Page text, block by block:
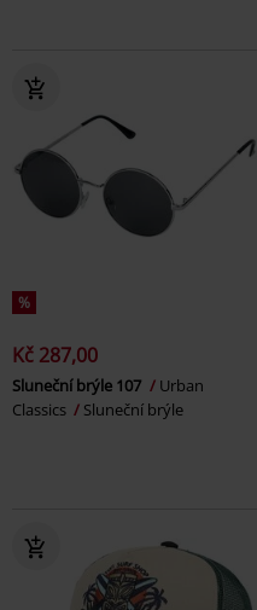
%
Kč 287,00
Sluneční brýle 107
Urban
Classics
Sluneční brýle